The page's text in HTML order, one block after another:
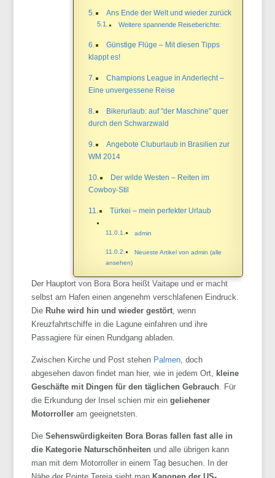
Ans Ende der Welt und wieder zurück
Weitere spannende Reiseberichte:
Günstige Flüge – Mit diesen Tipps
klappt es!
Champions League in Anderlecht –
Eine unvergessene Reise
Bikerurlaub: auf "der Maschine" quer
durch den Schwarzwald
Angebote Cluburlaub in Brasilien zur
WM 2014
Der wilde Westen – Reiten im
Cowboy-Stil
Türkei – mein perfekter Urlaub
admin
Neueste Artikel von admin (alle
ansehen)
Der Hauptort von BoraBora heißtVaitape und er macht
selbst am Hafen einen angenehm verschlafenen Eindruck.
Die Ruhe wird hin und wieder gestört, wenn
Kreuzfahrtschiffe in die Lagune einfahren und ihre
Passagiere für einen Rundgang abladen.
Zwischen Kirche und Post stehen Palmen, doch
abgesehen davon findet man hier, wie in jedem Ort, kleine
Geschäfte mit Dingen für den täglichen Gebrauch. Für
die Erkundung der Insel schien mir eingeliehener
Motorroller am geeignetsten.
DieSehenswürdigkeiten Bora Boras fallen fast alle in
die Kategorie Naturschönheiten und alle übrigen kann
man mit dem Motorroller in einem Tag besuchen. In der